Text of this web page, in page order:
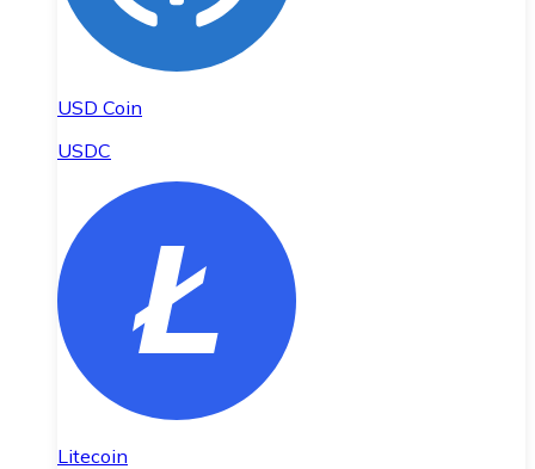
USD Coin
USDC
Litecoin